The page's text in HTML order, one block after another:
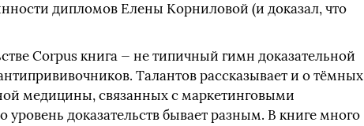
дипломов Елены Корниловой (и доказал, что
Corpus книга — не типичный гимн доказательной
Талантов рассказывает и о тёмных
медицины, связанных с маркетинговыми
уровень доказательств бывает разным. В книге много